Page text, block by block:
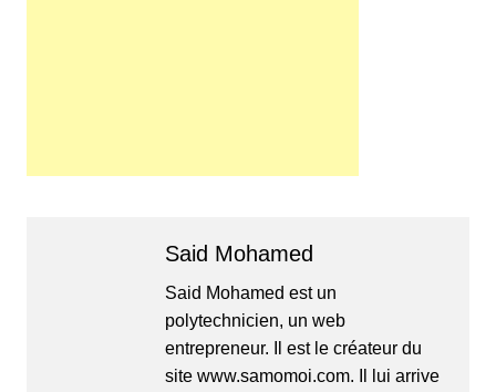
Said Mohamed
Said Mohamed est un
polytechnicien, un web
entrepreneur. Il est le créateur du
site www.samomoi.com. Il lui arrive